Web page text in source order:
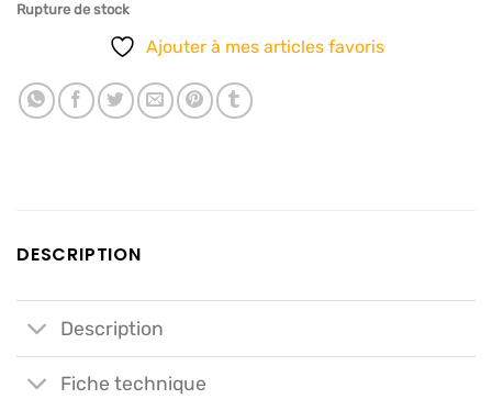
Rupture de stock
Ajouter à mes articles favoris
DESCRIPTION
Description
Fiche technique